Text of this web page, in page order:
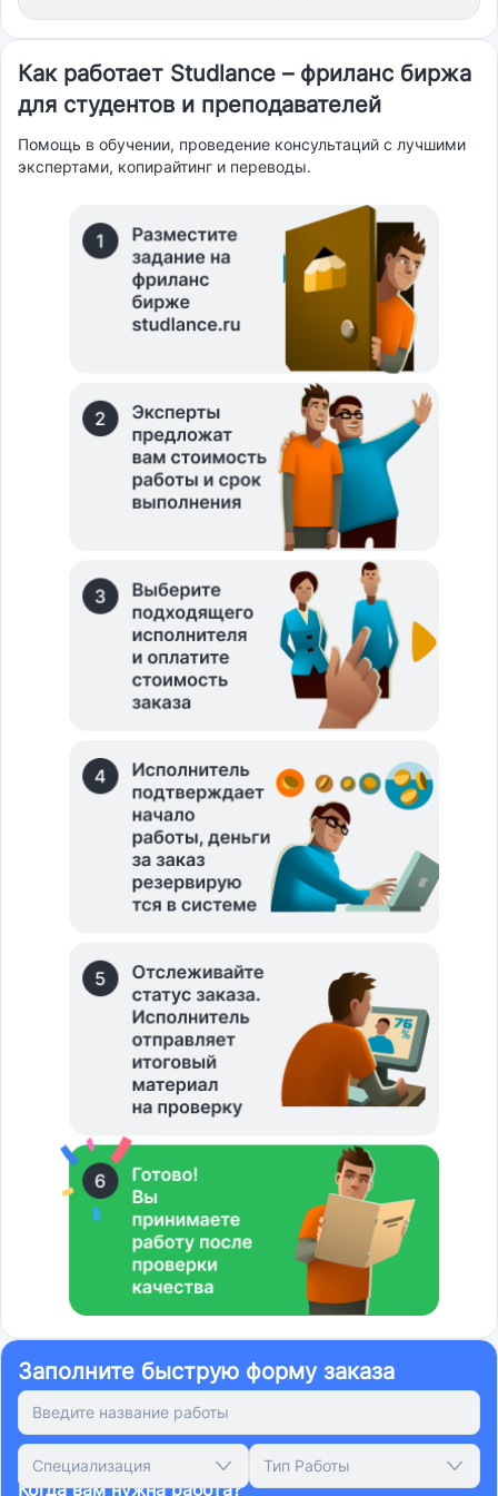
Как работает Studlance – фриланс биржа
для студентов и преподавателей
Помощь в обучении, проведение консультаций с лучшими
экспертами, копирайтинг и переводы.
Заполните быструю форму заказа
Специализация Тип Работы
Когда вам нужна работа?